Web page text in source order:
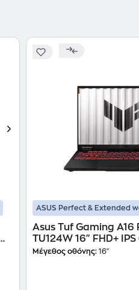
ASUS Perfect & Extended
Asus Tuf Gaming A16
TU124W 16" FHD+
7-260/16GB/512GB
Μέγεθος οθόνης: 16"